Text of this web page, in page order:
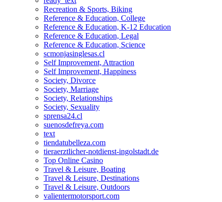
Recreation & Sports, Biking
Reference & Education, College
Reference & Education, K-12 Education
Reference & Education, Legal
Reference & Education, Science
scmonjasinglesas.cl
Self Improvement, Attraction
Self Improvement, Happiness
Society, Divorce
Society, Marriage
Society, Relationships
Society, Sexuality
sprensa24.cl
suenosdefreya.com
text
tiendatubelleza.com
tieraerztlicher-notdienst-ingolstadt.de
Top Online Casino
Travel & Leisure, Boating
Travel & Leisure, Destinations
Travel & Leisure, Outdoors
valientermotorsport.com